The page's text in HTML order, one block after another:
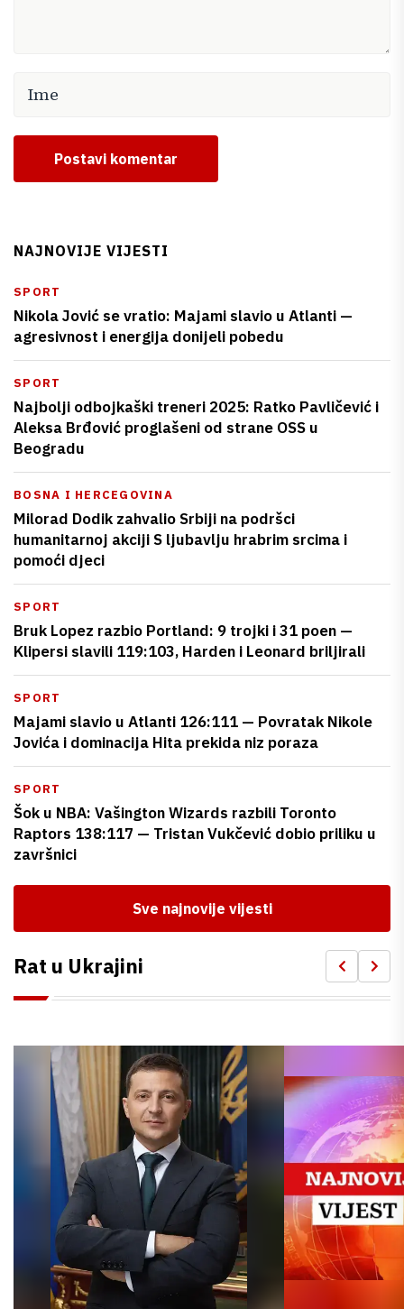
Postavi komentar
NAJNOVIJE VIJESTI
SPORT
Nikola Jović se vratio: Majami slavio u Atlanti —
agresivnost i energija donijeli pobedu
SPORT
Najbolji odbojkaški treneri 2025: Ratko Pavličević i
Aleksa Brđović proglašeni od strane OSS u
Beogradu
BOSNA I HERCEGOVINA
Milorad Dodik zahvalio Srbiji na podršci
humanitarnoj akciji S ljubavlju hrabrim srcima i
pomoći djeci
SPORT
Bruk Lopez razbio Portland: 9 trojki i 31 poen —
Klipersi slavili 119:103, Harden i Leonard briljirali
SPORT
Majami slavio u Atlanti 126:111 — Povratak Nikole
Jovića i dominacija Hita prekida niz poraza
SPORT
Šok u NBA: Vašington Wizards razbili Toronto
Raptors 138:117 — Tristan Vukčević dobio priliku u
završnici
Sve najnovije vijesti
Rat u Ukrajini